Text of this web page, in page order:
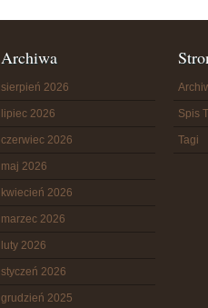
Archiwa
sierpień 2026
lipiec 2026
czerwiec 2026
maj 2026
kwiecień 2026
marzec 2026
luty 2026
styczeń 2026
grudzień 2025
Spis
Tagi